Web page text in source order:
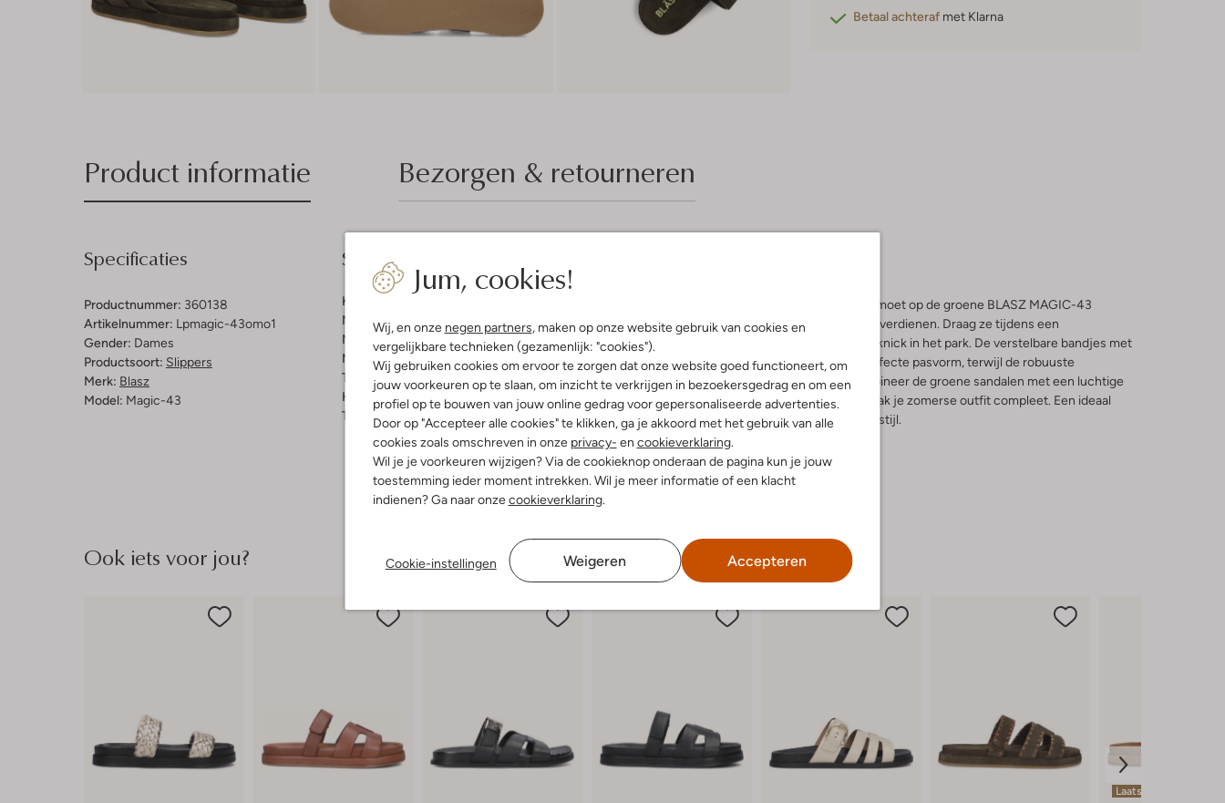
Jum, cookies!
Wij, en onze negen partners, maken op onze website gebruik van cookies en
vergelijkbare technieken (gezamenlijk: "cookies").
Wij gebruiken cookies om ervoor te zorgen dat onze website goed functioneert, om
jouw voorkeuren op te slaan, om inzicht te verkrijgen in bezoekersgedrag en om een
profiel op te bouwen van jouw online gedrag voor gepersonaliseerde advertenties.
Door op "Accepteer alle cookies" te klikken, ga je akkoord met het gebruik van alle
cookies zoals omschreven in onze privacy- en cookieverklaring.
Wil je je voorkeuren wijzigen? Via de cookieknop onderaan de pagina kun je jouw
toestemming ieder moment intrekken. Wil je meer informatie of een klacht
indienen? Ga naar onzecookieverklaring.
Cookie-instellingen Weigeren Accepteren
Betaal achteraf met Klarna
Product informatie Bezorgen & retourneren
Specificaties
Productnummer: 360138
Artikelnummer: Lpmagic-43omo1
Gender: Dames
Productsoort: Slippers
Merk: Blasz
Model: Magic-43
Samenstelling & Pasvorm
Kleur:
Materiaal buitenkant:
Materiaal binnenkant: Leer
Materiaal zool:
Rubber
Type sluiting:
Klittenband
Hakvorm:
Plateauzool
Type neus:
Ronde Neus
Stap de lente en zomer vol vertrouwen tegemoet op de groene BLASZ MAGIC-43
sandalen. Geef je voeten het comfort dat ze verdienen. Draag ze tijdens een
stadswandeling of geniet ermee van een picknick in het park. De verstelbare bandjes met
klittenband stel je eenvoudig af voor een perfecte pasvorm, terwijl de robuuste
plateauzool je een stevige basis geeft. Combineer de groene sandalen met een luchtige
linnen broek of een vrolijke zomerjurk en maak je zomerse outfit compleet. Een ideaal
model voor dames die gaan voor comfort en stijl.
Ook iets voor jou?
Laatste items